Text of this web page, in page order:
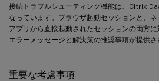
接続トラブルシューティング機能は、Citrix
なっています。ブラウザ起動セッションと、
アプリから直接起動されたセッションの両方
エラーメッセージと解決策の推奨事項が提供さ
重要な考慮事項